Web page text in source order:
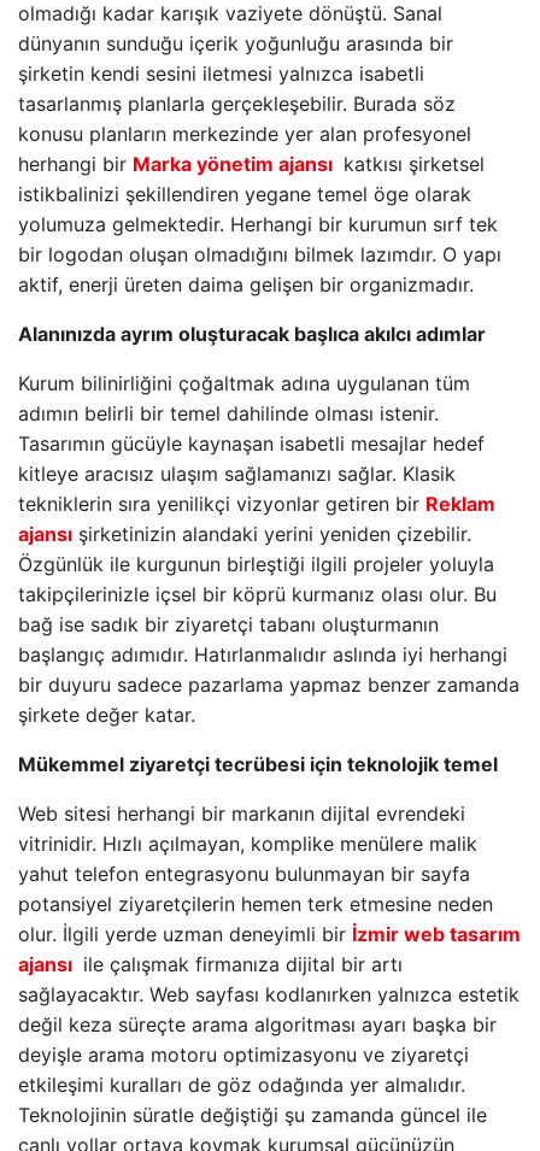
olmadığı kadar karışık vaziyete dönüştü. Sanal
dünyanın sunduğu içerik yoğunluğu arasında bir
şirketin kendi sesini iletmesi yalnızca isabetli
tasarlanmış planlarla gerçekleşebilir. Burada söz
konusu planların merkezinde yer alan profesyonel
herhangi bir Marka yönetim ajansı katkısı şirketsel
istikbalinizi şekillendiren yegane temel öge olarak
yolumuza gelmektedir. Herhangi bir kurumun sırf tek
bir logodan oluşan olmadığını bilmek lazımdır. O yapı
aktif, enerji üreten daima gelişen bir organizmadır.
Alanınızda ayrım oluşturacak başlıca akılcı adımlar
Kurum bilinirliğini çoğaltmak adına uygulanan tüm
adımın belirli bir temel dahilinde olması istenir.
Tasarımın gücüyle kaynaşan isabetli mesajlar hedef
kitleye aracısız ulaşım sağlamanızı sağlar. Klasik
tekniklerin sıra yenilikçi vizyonlar getiren bir Reklam
ajansı şirketinizin alandaki yerini yeniden çizebilir.
Özgünlük ile kurgunun birleştiği ilgili projeler yoluyla
takipçilerinizle içsel bir köprü kurmanız olası olur. Bu
bağ ise sadık bir ziyaretçi tabanı oluşturmanın
başlangıç adımıdır. Hatırlanmalıdır aslında iyi herhangi
bir duyuru sadece pazarlama yapmaz benzer zamanda
şirkete değer katar.
Mükemmel ziyaretçi tecrübesi için teknolojik temel
Web sitesi herhangi bir markanın dijital evrendeki
vitrinidir. Hızlı açılmayan, komplike menülere malik
yahut telefon entegrasyonu bulunmayan bir sayfa
potansiyel ziyaretçilerin hemen terk etmesine neden
olur. İlgili yerde uzman deneyimli bir İzmir web tasarım
ajansı ile çalışmak firmanıza dijital bir artı
sağlayacaktır. Web sayfası kodlanırken yalnızca estetik
değil keza süreçte arama algoritması ayarı başka bir
deyişle arama motoru optimizasyonu ve ziyaretçi
etkileşimi kuralları de göz odağında yer almalıdır.
Teknolojinin süratle değiştiği şu zamanda güncel ile
canlı yollar ortaya koymak kurumsal gücünüzün